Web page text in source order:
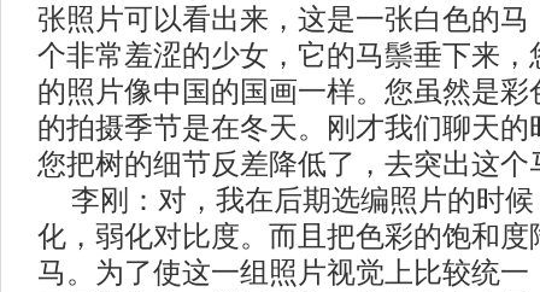
张照片可以看出来，这是一张白色的马
个非常羞涩的少女，它的马鬃垂下来，
的照片像中国的国画一样。您虽然是彩
的拍摄季节是在冬天。刚才我们聊天的
您把树的细节反差降低了，去突出这个
李刚：对，我在后期选编照片的时候
化，弱化对比度。而且把色彩的饱和度
马。为了使这一组照片视觉上比较统一